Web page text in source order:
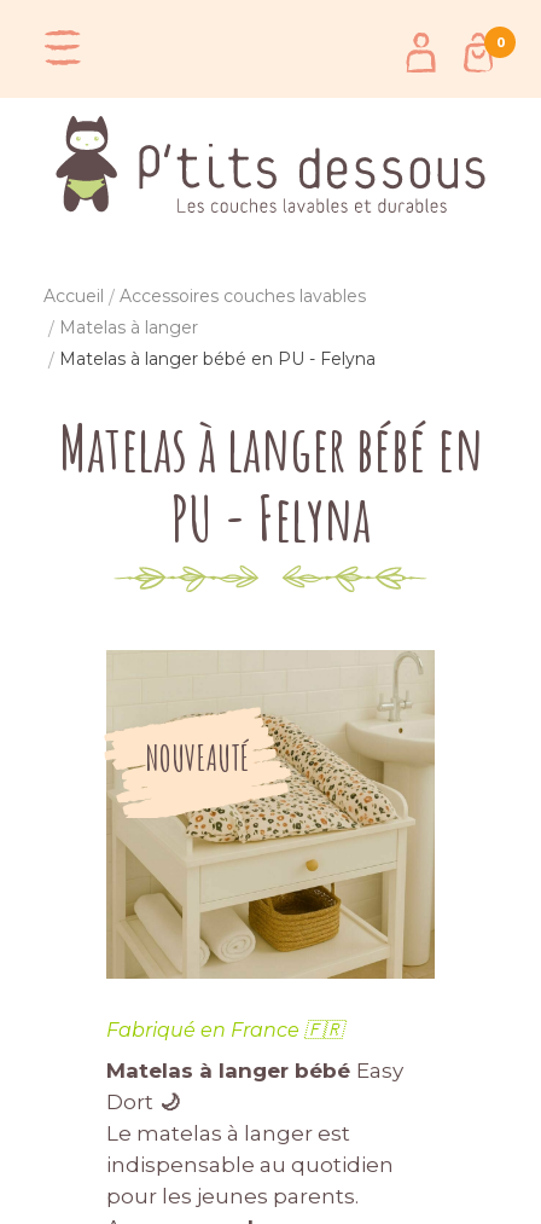
0
Accueil
Accessoires couches lavables
Matelas à langer
Matelas à langer bébé en PU - Felyna
Matelas à langer bébé en
PU - Felyna
NOUVEAUTÉ
Fabriqué en France 🇫🇷
Matelas à langer bébé Easy
Dort 🌙
Le matelas à langer est
indispensable au quotidien
pour les jeunes parents.